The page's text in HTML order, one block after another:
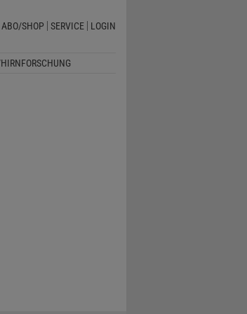
ABO/SHOP SERVICE LOGIN